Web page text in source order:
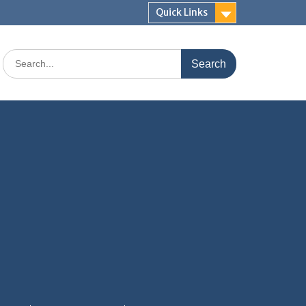
Quick Links
Search
for: